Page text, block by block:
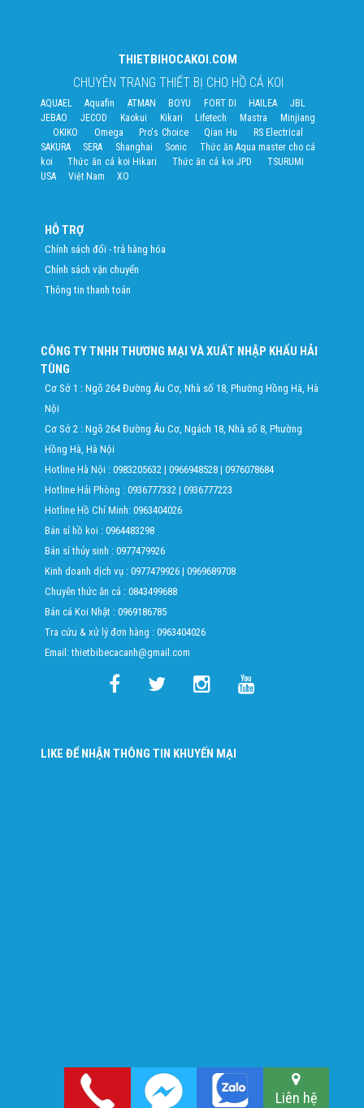
THIETBIHOCAKOI.COM
CHUYÊN TRANG THIẾT BỊ CHO HỒ CÁ KOI
AQUAEL Aquafin ATMAN BOYU FORT DI HAILEA
JBL
JEBAO
JECOD Kaokui Kikari Lifetech Mastra
Minjiang
OKIKO
Omega Pro's Choice Qian Hu
RS Electrical
SAKURA
SERA Shanghai Sonic
Thức ăn Aqua master cho cá
koi
Thức ăn cá koi Hikari Thức ăn cá koi JPD
TSURUMI
USA
Việt Nam XO
HỖ TRỢ
Chính sách đổi - trả hàng hóa
Chính sách vận chuyển
Thông tin thanh toán
CÔNG TY TNHH THƯƠNG MẠI VÀ XUẤT NHẬP KHẨU HẢI
TÙNG
Cơ Sở 1 : Ngõ 264 Đường Âu Cơ, Nhà số 18, Phường Hồng Hà, Hà
Nội
Cơ Sở 2 : Ngõ 264 Đường Âu Cơ, Ngách 18, Nhà số 8, Phường
Hồng Hà, Hà Nội
Hotline Hà Nội : 0983205632 | 0966948528 | 0976078684
Hotline Hải Phòng : 0936777332 | 0936777223
Hotline Hồ Chí Minh: 0963404026
Bán sỉ hồ koi : 0964483298
Bán sỉ thủy sinh : 0977479926
Kinh doanh dịch vụ : 0977479926 | 0969689708
Chuyên thức ăn cá : 0843499688
Bán cá Koi Nhật : 0969186785
Tra cứu & xử lý đơn hàng : 0963404026
Email: thietbibecacanh@gmail.com
LIKE ĐỂ NHẬN THÔNG TIN KHUYẾN MẠI
Liên hệ